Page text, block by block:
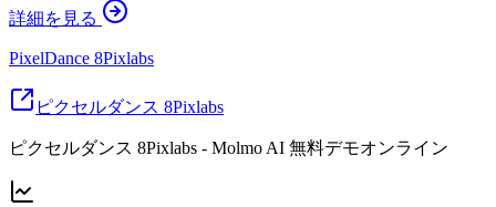
詳細を見る
PixelDance 8Pixlabs
ピクセルダンス 8Pixlabs
ピクセルダンス 8Pixlabs - Molmo AI 無料デモオンライン